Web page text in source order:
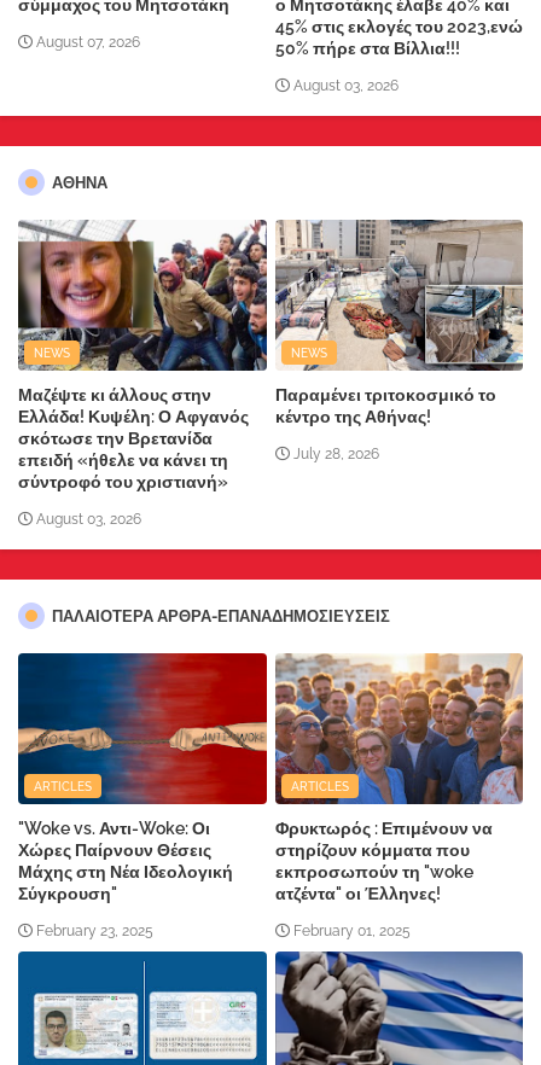
σύμμαχος του Μητσοτάκη
August 07, 2026
ο Μητσοτάκης έλαβε 40% και
45% στις εκλογές του 2023,ενώ
50% πήρε στα Βίλλια!!!
August 03, 2026
ΑΘΗΝΑ
NEWS
Μαζέψτε κι άλλους στην
Ελλάδα! Κυψέλη: Ο Αφγανός
σκότωσε την Βρετανίδα
επειδή «ήθελε να κάνει τη
σύντροφό του χριστιανή»
August 03, 2026
NEWS
Παραμένει τριτοκοσμικό το
κέντρο της Αθήνας!
July 28, 2026
ΠΑΛΑΙΟΤΕΡΑ ΑΡΘΡΑ-ΕΠΑΝΑΔΗΜΟΣΙΕΥΣΕΙΣ
ARTICLES
"Woke vs. Αντι-Woke: Οι
Χώρες Παίρνουν Θέσεις
Μάχης στη Νέα Ιδεολογική
Σύγκρουση"
February 23, 2025
ARTICLES
Φρυκτωρός : Επιμένουν να
στηρίζουν κόμματα που
εκπροσωπούν τη "woke
ατζέντα" οι Έλληνες!
February 01, 2025